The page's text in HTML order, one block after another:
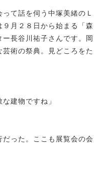
て話を伺う中塚美緒のＬ
９月２８日から始まる「森
長谷川祐子さんです。岡
術の祭典。見どころをた
建物ですね」
だった。ここも展覧会の会